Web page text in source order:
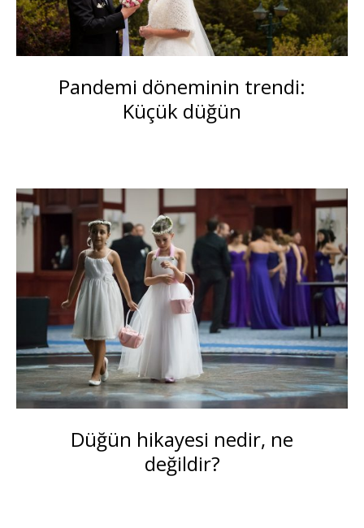
Pandemi döneminin trendi:
Küçük düğün
Düğün hikayesi nedir, ne
değildir?